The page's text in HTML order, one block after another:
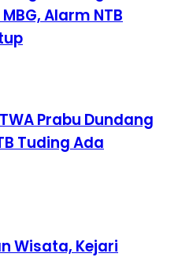
Alarm NTB
Prabu Dundang
Tuding Ada
Wisata, Kejari